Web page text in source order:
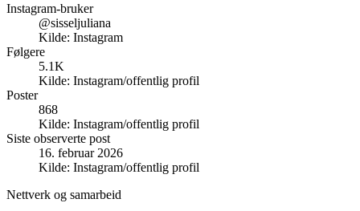
Instagram-bruker
@sisseljuliana
Kilde: Instagram
Følgere
5.1K
Kilde: Instagram/offentlig profil
Poster
868
Kilde: Instagram/offentlig profil
Siste observerte post
16. februar 2026
Kilde: Instagram/offentlig profil
Nettverk og samarbeid